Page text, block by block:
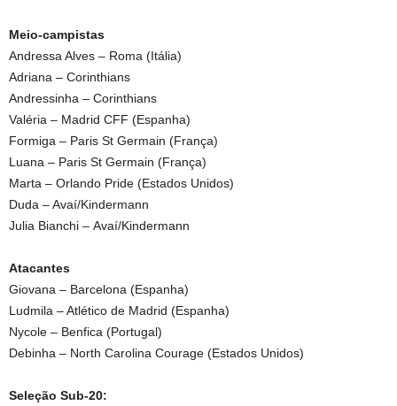
Meio-campistas
Andressa Alves – Roma (Itália)
Adriana – Corinthians
Andressinha – Corinthians
Valéria – Madrid CFF (Espanha)
Formiga – Paris St Germain (França)
Luana – Paris St Germain (França)
Marta – Orlando Pride (Estados Unidos)
Duda – Avaí/Kindermann
Julia Bianchi – Avaí/Kindermann
Atacantes
Giovana – Barcelona (Espanha)
Ludmila – Atlético de Madrid (Espanha)
Nycole – Benfica (Portugal)
Debinha – North Carolina Courage (Estados Unidos)
Seleção Sub-20: